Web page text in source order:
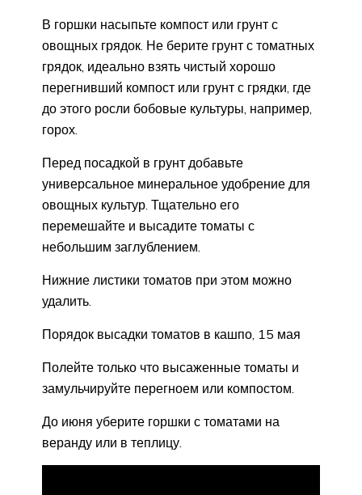
В горшки насыпьте компост или грунт с
овощных грядок. Не берите грунт с томатных
грядок, идеально взять чистый хорошо
перегнивший компост или грунт с грядки, где
до этого росли бобовые культуры, например,
горох.
Перед посадкой в грунт добавьте
универсальное минеральное удобрение для
овощных культур. Тщательно его
перемешайте и высадите томаты с
небольшим заглублением.
Нижние листики томатов при этом можно
удалить.
Порядок высадки томатов в кашпо, 15 мая
Полейте только что высаженные томаты и
замульчируйте перегноем или компостом.
До июня уберите горшки с томатами на
веранду или в теплицу.